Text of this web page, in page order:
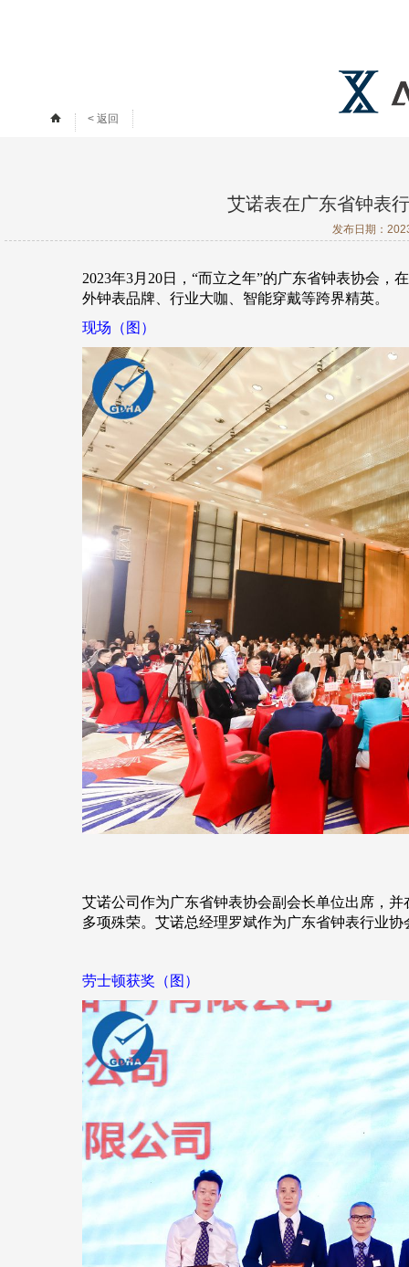
< 返回
艾诺表在广东省钟表
发布日期：
2023年3月20日，“而立之年”的广东省钟表协会 ，
外钟表品牌、行业大咖、智能穿戴等跨界精英。
现场（图）
艾诺公司作为广东省钟表协会副会长单位出席，并
多项殊荣。艾诺总经理罗斌作为广东省钟表行业
劳士顿获奖（图）